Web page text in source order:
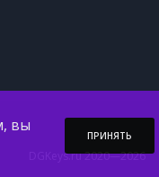
DGKeys.ru 2020—2026
вы
ПРИНЯТЬ